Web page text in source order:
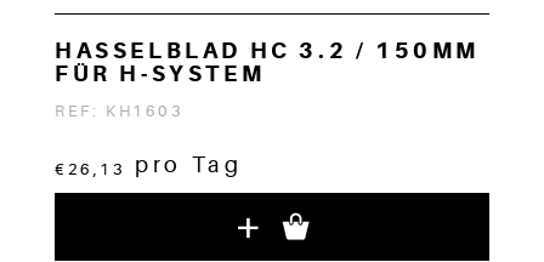
HASSELBLAD HC 3.2 / 150MM
FÜR H-SYSTEM
REF: KH1603
€26,13 pro Tag
+